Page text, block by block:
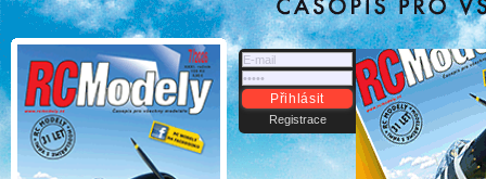
Přihlásit
Registrace